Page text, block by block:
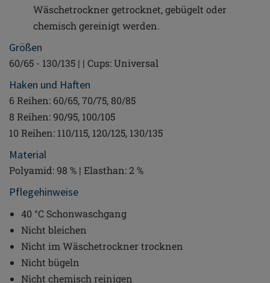
Wäschetrockner getrocknet, gebügelt oder
chemisch gereinigt werden.
Größen
60/65 - 130/135 | | Cups: Universal
Haken und Haften
6 Reihen: 60/65, 70/75, 80/85
8 Reihen: 90/95, 100/105
10 Reihen: 110/115, 120/125, 130/135
Material
Polyamid: 98 % | Elasthan: 2 %
Pflegehinweise
40 °C Schonwaschgang
Nicht bleichen
Nicht im Wäschetrockner trocknen
Nicht bügeln
Nicht chemisch reinigen